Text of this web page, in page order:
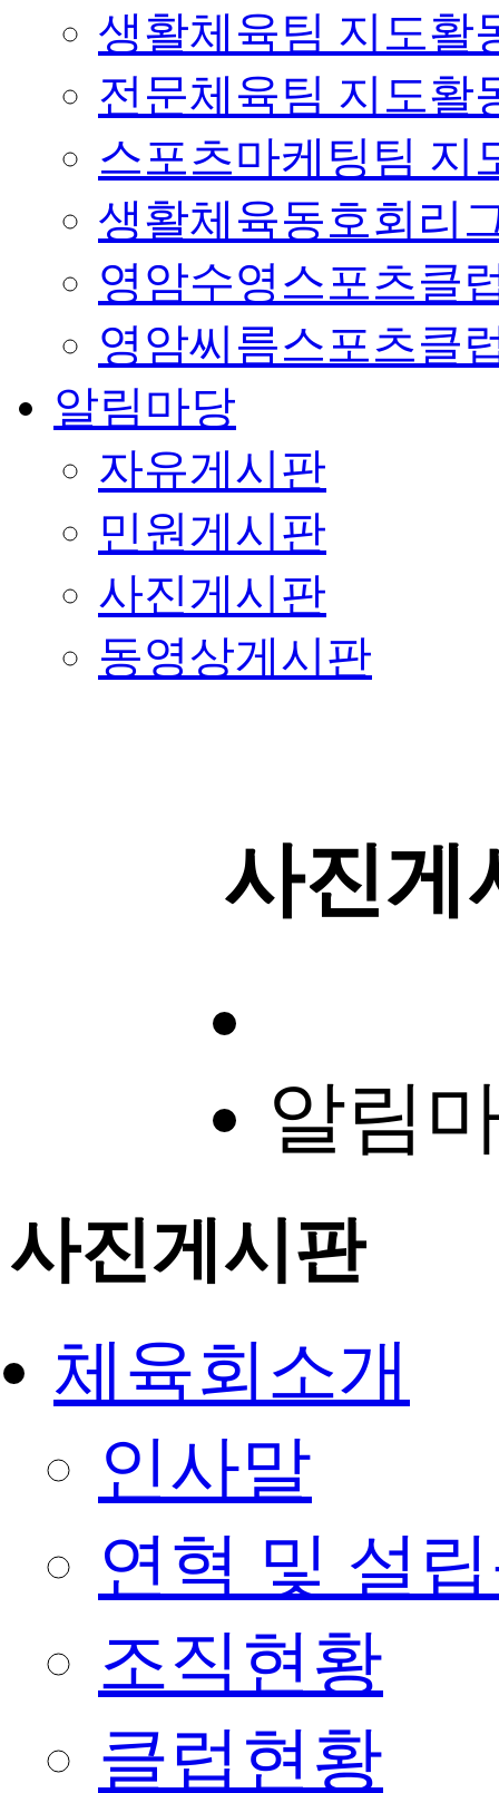
생활체육팀 지도활
전문체육팀 지도활
스포츠마케팅팀 지
생활체육동호회리
영암수영스포츠클
영암씨름스포츠클
알림마당
자유게시판
민원게시판
사진게시판
동영상게시판
사진게
알림
사진게시판
체육회소개
인사말
연혁 및 설
조직현황
클럽현황